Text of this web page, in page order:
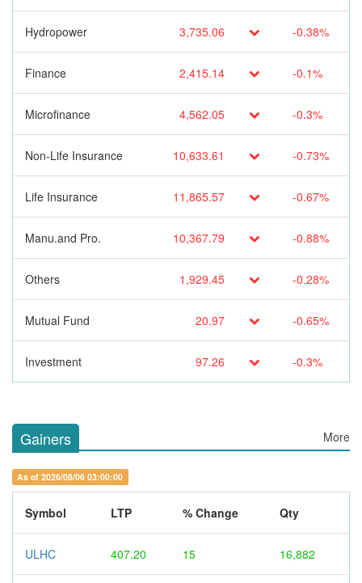
Hydropower 3,735.06 -0.38%
Finance 2,415.14 -0.1%
Microfinance 4,562.05 -0.3%
Non-Life Insurance 10,633.61 -0.73%
Life Insurance 11,865.57 -0.67%
Manu.and Pro. 10,367.79 -0.88%
Others 1,929.45 -0.28%
Mutual Fund 20.97 -0.65%
Investment 97.26 -0.3%
Gainers More
As of 2026/08/06 03:00:00
Symbol LTP % Change Qty
ULHC 407.20 15 16,882